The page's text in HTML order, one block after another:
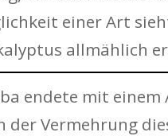
einer Art
allmählich
endete mit einem
der Vermehrung